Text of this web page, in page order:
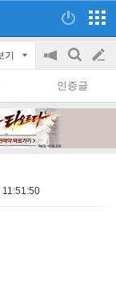
기
공
on/off
검
색
글
쓰
인증글